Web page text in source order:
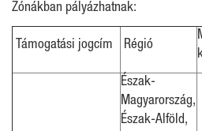
Zónákban pályázhatnak:
Támogatási jogcím Régió
Észak-
Magyarország,
Észak-Alföld,